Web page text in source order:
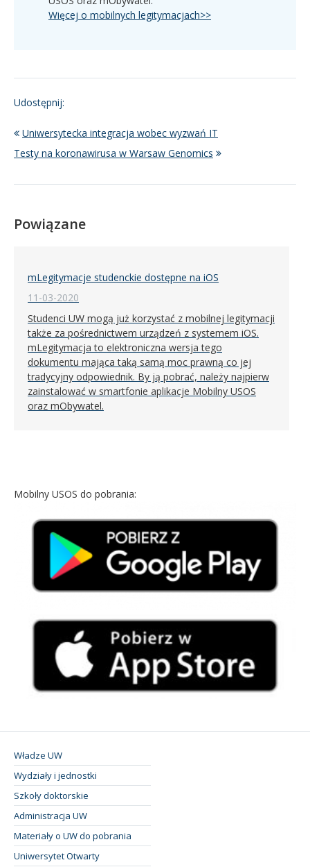
Więcej o mobilnych legitymacjach>>
Udostępnij:
Uniwersytecka integracja wobec wyzwań IT
Testy na koronawirusa w Warsaw Genomics
Powiązane
mLegitymacje studenckie dostępne na iOS
11-03-2020
Studenci UW mogą już korzystać z mobilnej legitymacji
także za pośrednictwem urządzeń z systemem iOS.
mLegitymacja to elektroniczna wersja tego
dokumentu mająca taką samą moc prawną co jej
tradycyjny odpowiednik. By ją pobrać, należy najpierw
zainstalować w smartfonie aplikacje Mobilny USOS
oraz mObywatel.
Mobilny USOS do pobrania:
Władze UW
Wydziały i jednostki
Szkoły doktorskie
Administracja UW
Materiały o UW do pobrania
Uniwersytet Otwarty